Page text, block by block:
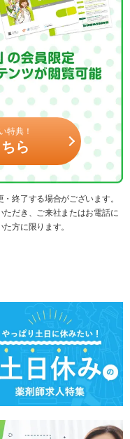
特典！
ら
終了する場合がございます。
だき、ご来社またはお電話に
方に限ります。